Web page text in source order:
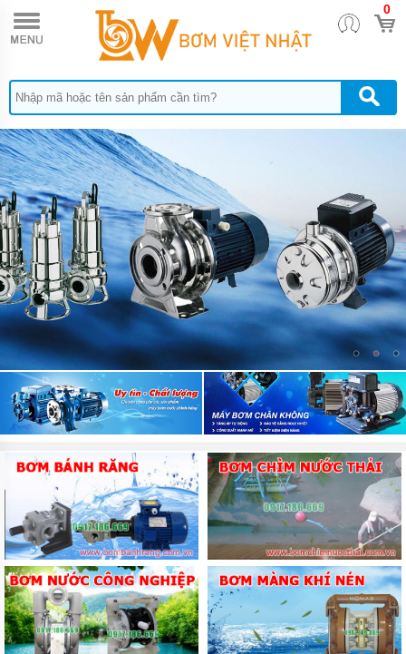
0
TRANG
CHỦ
DÙNG
KHÍ
NÉN
BƠM
DÙNG
KHÍ
NÉN
HUSKY
BƠM DÙNG
KHÍ NÉN
SANDPIPER
BƠM
DÙNG
KHÍ
NÉN
WILDEN
BƠM
DÙNG
KHÍ
MORAK
JOFEE
BƠM DÙNG
KHÍ NÉN
MARATHON
BƠM
DÙNG
KHÍ
NÉN
TDS